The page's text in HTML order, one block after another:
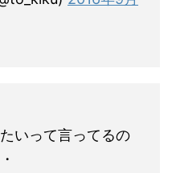
いって言ってるの